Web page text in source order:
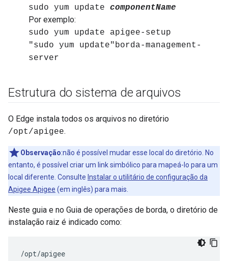
sudo yum update componentName
Por exemplo:
sudo yum update apigee-setup
"sudo yum update"borda-management-
server
Estrutura do sistema de arquivos
O Edge instala todos os arquivos no diretório
/opt/apigee.
Observação:não é possível mudar esse local do diretório. No
entanto, é possível criar um link simbólico para mapeá-lo para um
local diferente. Consulte Instalar o utilitário de configuração da
Apigee Apigee (em inglês) para mais.
Neste guia e no Guia de operações de borda, o diretório de
instalação raiz é indicado como:
/opt/apigee